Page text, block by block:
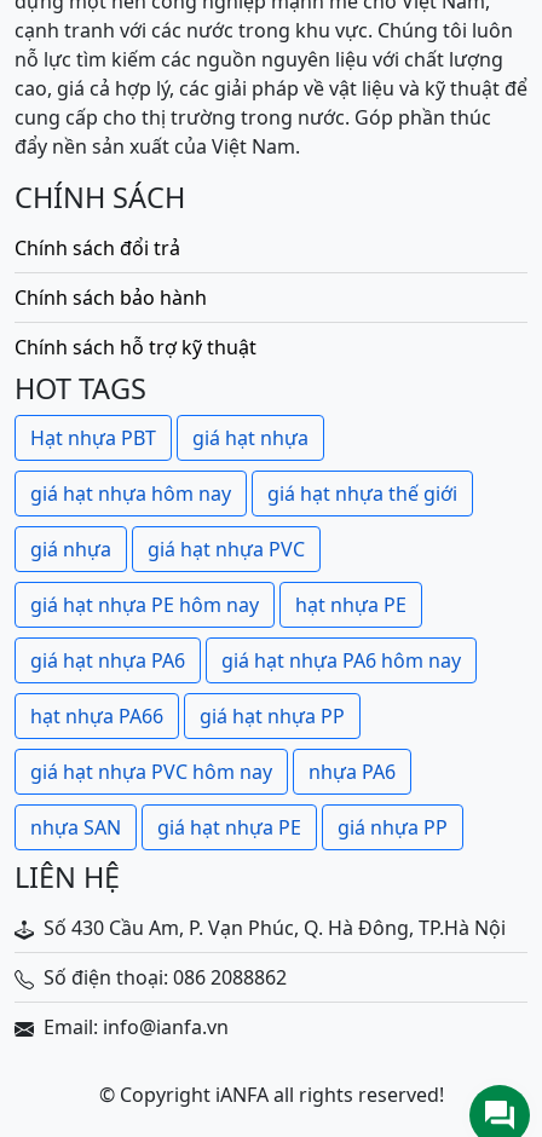
cạnh tranh với các nước trong khu vực. Chúng tôi luôn
nỗ lực tìm kiếm các nguồn nguyên liệu với chất lượng
cao, giá cả hợp lý, các giải pháp về vật liệu và kỹ thuật để
cung cấp cho thị trường trong nước. Góp phần thúc
đẩy nền sản xuất của Việt Nam.
CHÍNH SÁCH
Chính sách đổi trả
Chính sách bảo hành
Chính sách hỗ trợ kỹ thuật
HOT TAGS
Hạt nhựa PBT giá hạt nhựa
giá hạt nhựa hôm nay giá hạt nhựa thế giới
giá nhựa giá hạt nhựa PVC
giá hạt nhựa PE hôm nay hạt nhựa PE
giá hạt nhựa PA6 giá hạt nhựa PA6 hôm nay
hạt nhựa PA66 giá hạt nhựa PP
giá hạt nhựa PVC hôm nay nhựa PA6
nhựa SAN giá hạt nhựa PE giá nhựa PP
LIÊN HỆ
Số 430 Cầu Am, P. Vạn Phúc, Q. Hà Đông, TP.Hà Nội
Số điện thoại: 086 2088862
Email: info@ianfa.vn
© Copyright iANFA all rights reserved!